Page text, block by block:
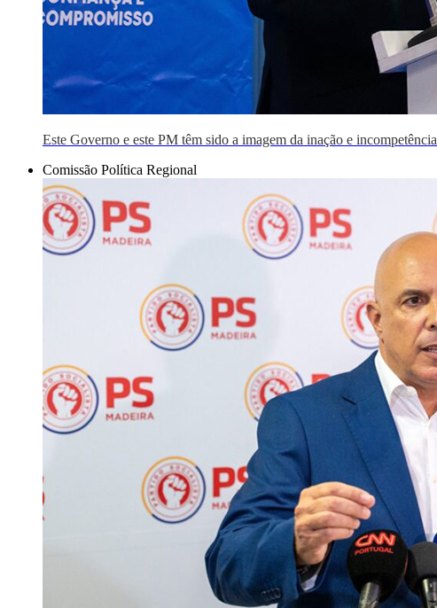
Este Governo e este PM têm sido a imagem da inação e incompetência
Comissão Política Regional